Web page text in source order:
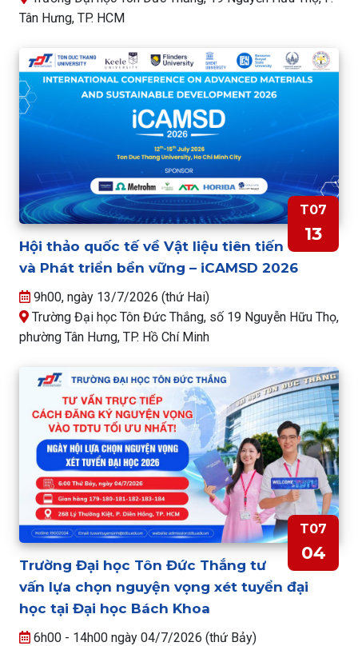
Tân Hưng, TP. HCM
T07
13
Hội thảo quốc tế về Vật liệu tiên tiến
và Phát triển bền vững – iCAMSD 2026
9h00, ngày 13/7/2026 (thứ Hai)
Trường Đại học Tôn Đức Thắng, số 19 Nguyễn Hữu Thọ,
phường Tân Hưng, TP. Hồ Chí Minh
T07
04
Trường Đại học Tôn Đức Thắng tư
vấn lựa chọn nguyện vọng xét tuyển đại
học tại Đại học Bách Khoa
6h00 - 14h00 ngày 04/7/2026 (thứ Bảy)